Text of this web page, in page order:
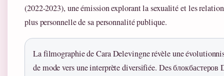
(2022-2023), une émission explorant la sexualité et les
plus personnelle de sa personnalité publique.
La filmographie de Cara Delevingne révèle une
de mode vers une interprète diversifiée. Des блокбастеров